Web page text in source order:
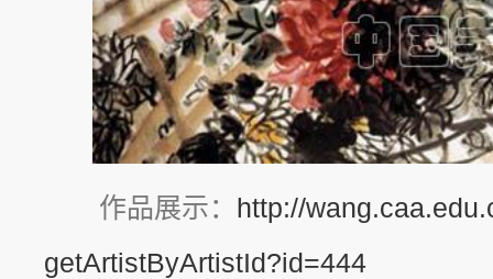
作品展示： http://
getArtistByArtistId?id=444